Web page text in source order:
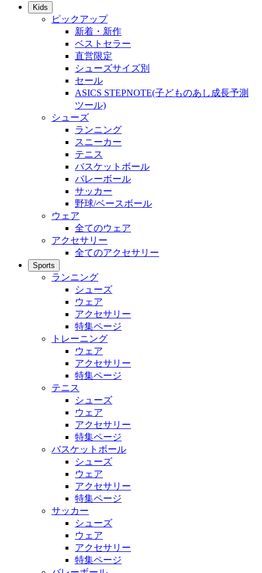
Kids
ピックアップ
新着・新作
ベストセラー
直営限定
シューズサイズ別
セール
ASICS STEPNOTE(子どものあし成長予測
ツール)
シューズ
ランニング
スニーカー
テニス
バスケットボール
バレーボール
サッカー
野球/ベースボール
ウェア
全てのウェア
アクセサリー
全てのアクセサリー
Sports
ランニング
シューズ
ウェア
アクセサリー
特集ページ
トレーニング
ウェア
アクセサリー
特集ページ
テニス
シューズ
ウェア
アクセサリー
特集ページ
バスケットボール
シューズ
ウェア
アクセサリー
特集ページ
サッカー
シューズ
ウェア
アクセサリー
特集ページ